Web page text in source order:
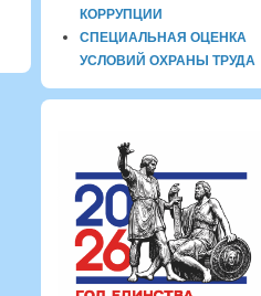
КОРРУПЦИИ
СПЕЦИАЛЬНАЯ ОЦЕНКА
УСЛОВИЙ ОХРАНЫ ТРУДА